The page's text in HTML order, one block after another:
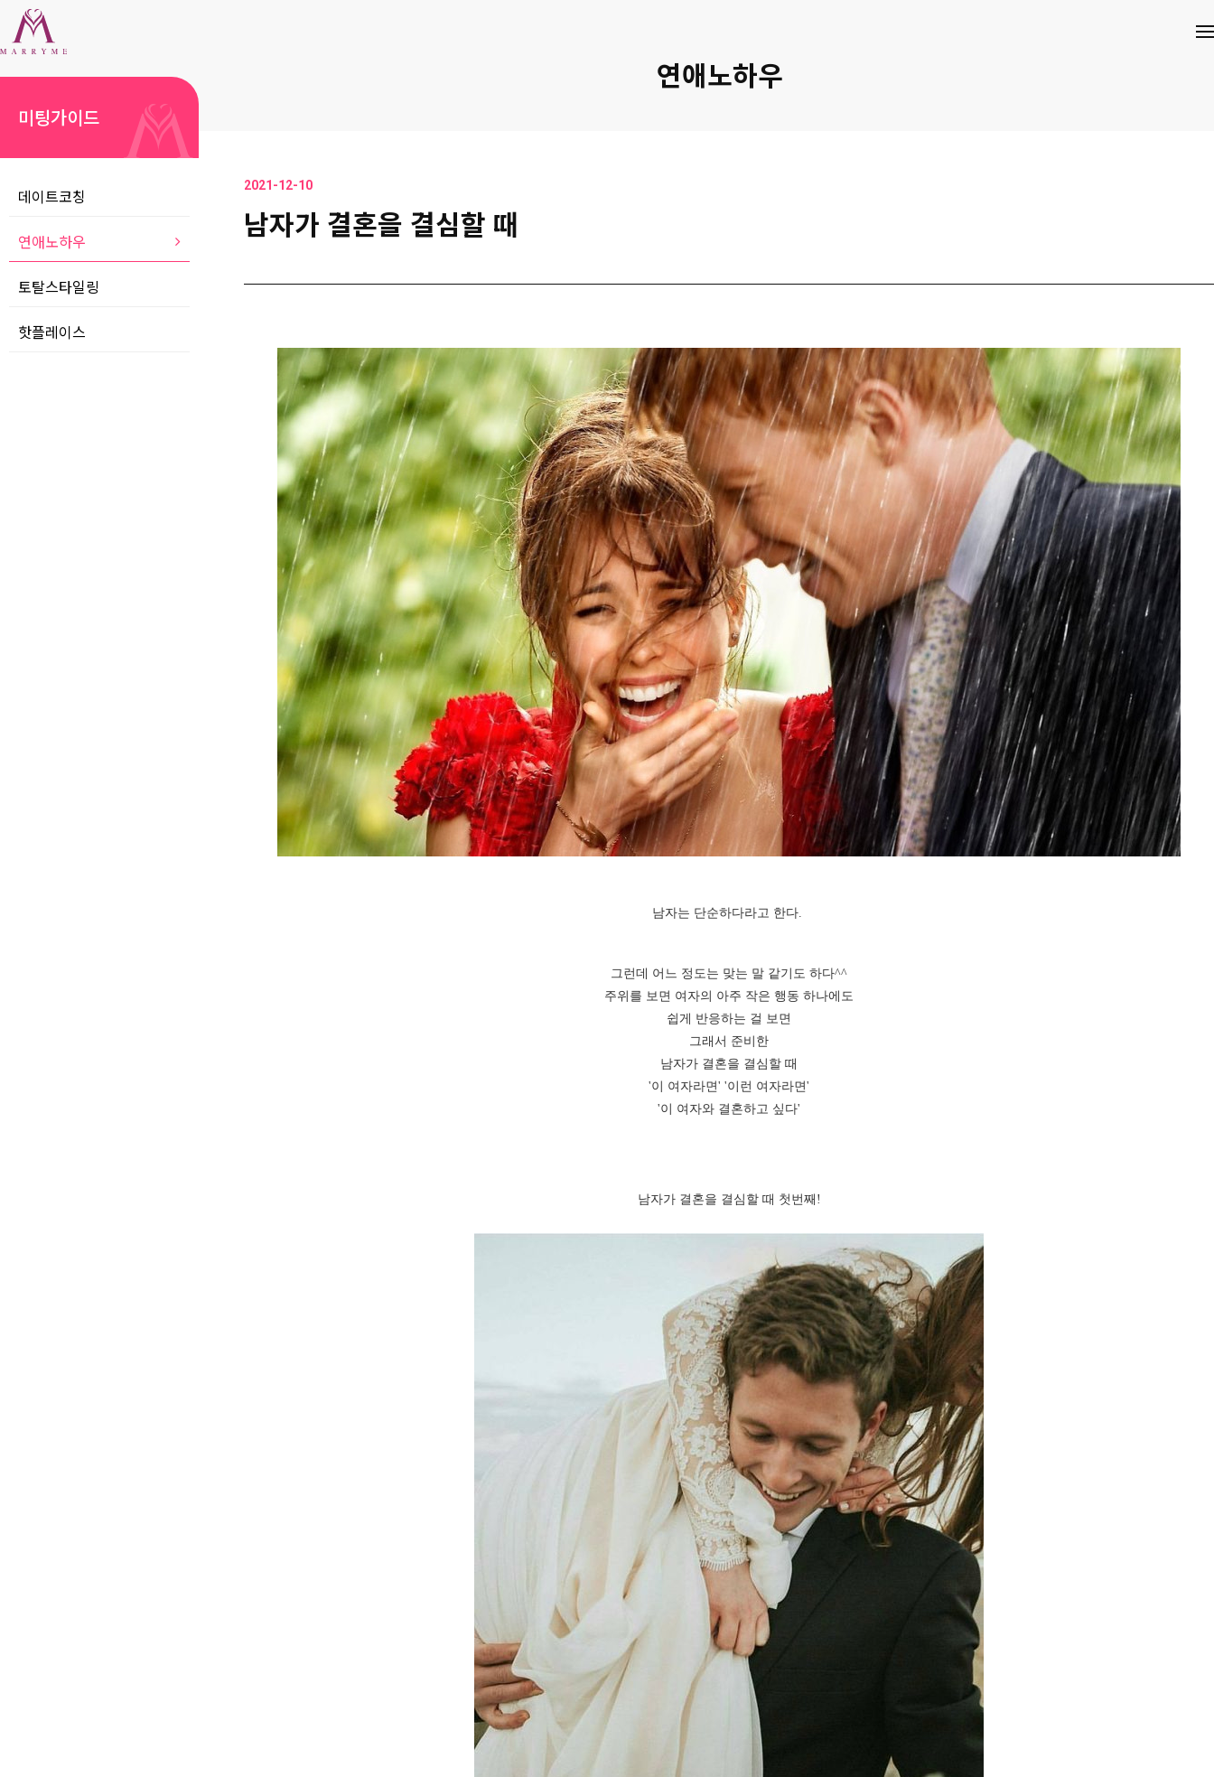
연애노하우
2021-12-10
남자가 결혼을 결심할 때
남자는 단순하다라고 한다.
그런데 어느 정도는 맞는 말 같기도 하다^^
주위를 보면 여자의 아주 작은 행동 하나에도
쉽게 반응하는 걸 보면
그래서 준비한
남자가 결혼을 결심할 때
'이 여자라면' '이런 여자라면'
'이 여자와 결혼하고 싶다'
남자가 결혼을 결심할 때 첫번째!
미팅가이드
데이트코칭
연애노하우
토탈스타일링
핫플레이스